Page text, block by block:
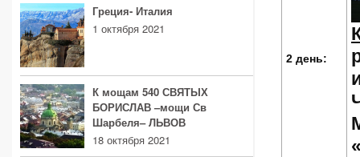
2 день:
Греция- Италия
1 октября 2021
К мощам 540 СВЯТЫХ
БОРИСЛАВ –мощи Св
Шарбеля– ЛЬВОВ
18 октября 2021